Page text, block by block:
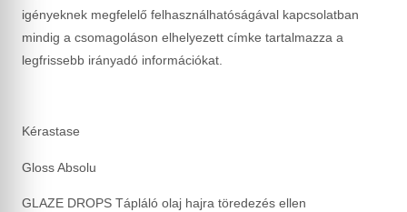
igényeknek megfelelő felhasználhatóságával kapcsolatban
mindig a csomagoláson elhelyezett címke tartalmazza a
legfrissebb irányadó információkat.
Kérastase
Gloss Absolu
GLAZE DROPS Tápláló olaj hajra töredezés ellen